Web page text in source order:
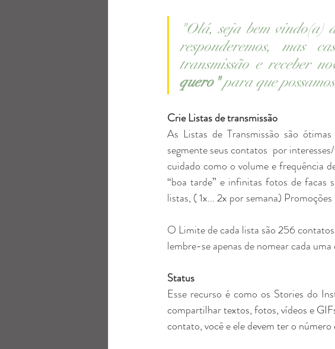
"Olá, seja bem vindo(a)
responderemos, mas
transmissão e receber
quero" para que
Crie Listas de transmissão
As Listas de Transmissão são
segmente seus contatos  por
cuidado como o volume e frequência
“boa tarde” e infinitas fotos de facas
listas, ( 1x... 2x por semana)
O Limite de cada lista são 256
lembre-se apenas de nomear cada
Status
compartilhar textos, fotos, vídeos e
contato, você e ele devem ter o